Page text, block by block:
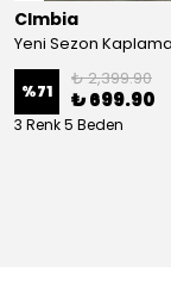
Clmbia
%71
₺ 2,399.90
₺ 699.90
3 Renk 5 Beden